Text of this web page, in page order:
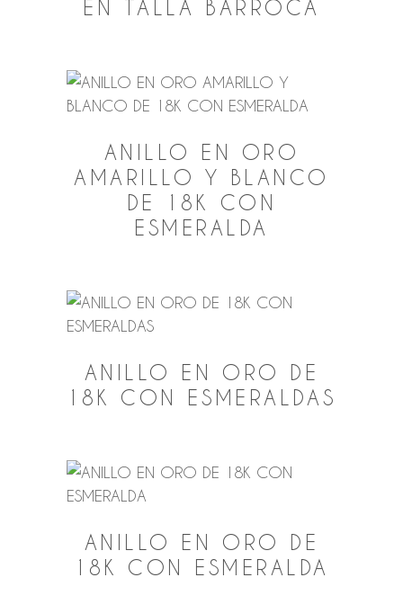
EN TALLA BARROCA
ANILLO EN ORO
AMARILLO Y BLANCO
DE 18K CON
ESMERALDA
ANILLO EN ORO DE
18K CON ESMERALDAS
ANILLO EN ORO DE
18K CON ESMERALDA